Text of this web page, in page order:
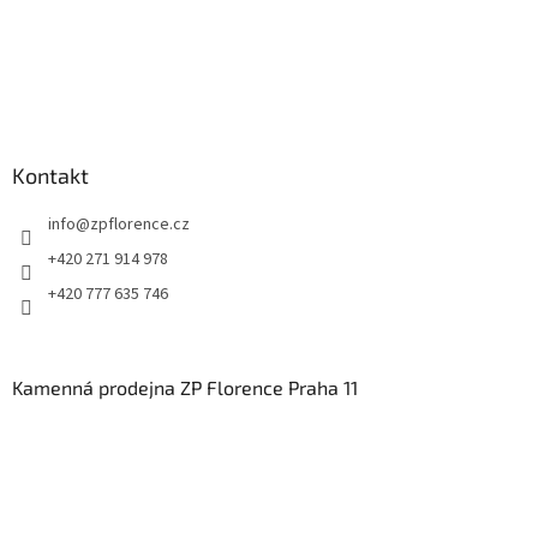
Kontakt
info@zpflorence.cz
+420 271 914 978
+420 777 635 746
Kamenná prodejna ZP Florence Praha 11